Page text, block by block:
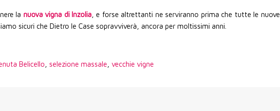
la nuova vigna di Inzolia, e forse altrettanti ne serviranno prima che tutte le nuove
sicuri che Dietro le Case sopravviverà, ancora per moltissimi anni.
Belicello selezione massale vecchie vigne